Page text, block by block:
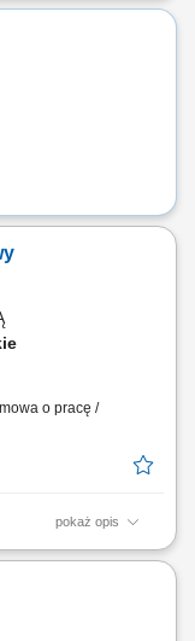
o pracę /
pokaż opis
przy
projektami oraz
materiałów,